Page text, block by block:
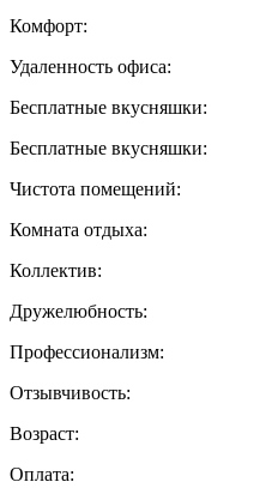
Комфорт:
Удаленность офиса:
Бесплатные вкусняшки:
Бесплатные вкусняшки:
Чистота помещений:
Комната отдыха:
Коллектив:
Дружелюбность:
Профессионализм:
Отзывчивость:
Возраст:
Оплата: